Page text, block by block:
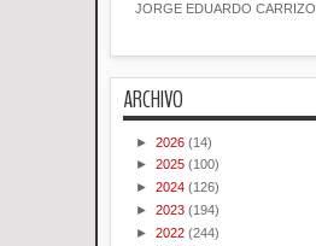
JORGE EDUARDO CARRIZO
ARCHIVO
► 2026 (14)
► 2025 (100)
► 2024 (126)
► 2023 (194)
► 2022 (244)